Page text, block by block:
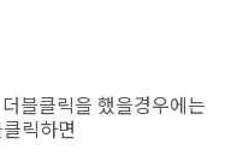
블클릭을 했을경우에는
릭하면